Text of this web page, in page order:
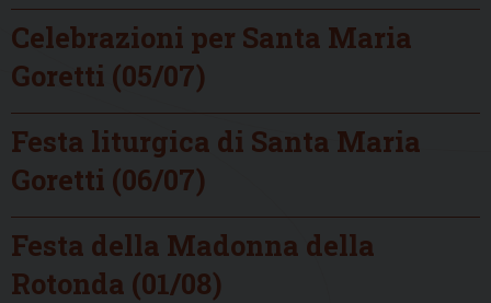
Celebrazioni per Santa Maria
Goretti (05/07)
Festa liturgica di Santa Maria
Goretti (06/07)
Festa della Madonna della
Rotonda (01/08)